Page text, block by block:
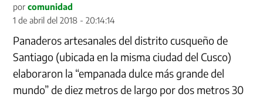
por comunidad
1 de abril del 2018 - 20:14:14
Panaderos artesanales del distrito cusqueño de
Santiago (ubicada en la misma ciudad del Cusco)
elaboraron la “empanada dulce más grande del
mundo” de diez metros de largo por dos metros 30